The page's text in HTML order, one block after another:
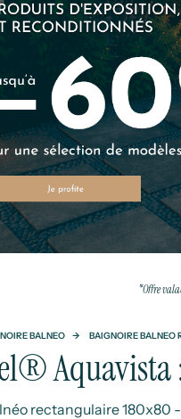
*Offre
BALNEO BAIGNOIRE BALNEO
Aquavista
rectangulaire 180x80 -